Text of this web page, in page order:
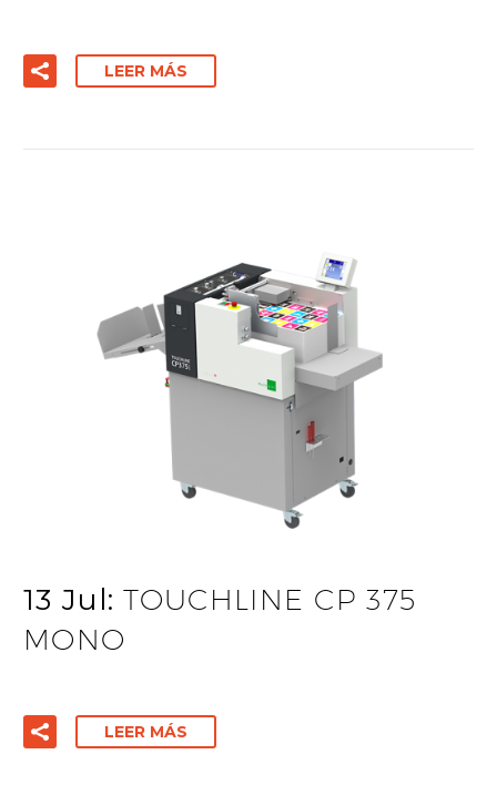
LEER MÁS
13 Jul:TOUCHLINE CP 375
MONO
LEER MÁS